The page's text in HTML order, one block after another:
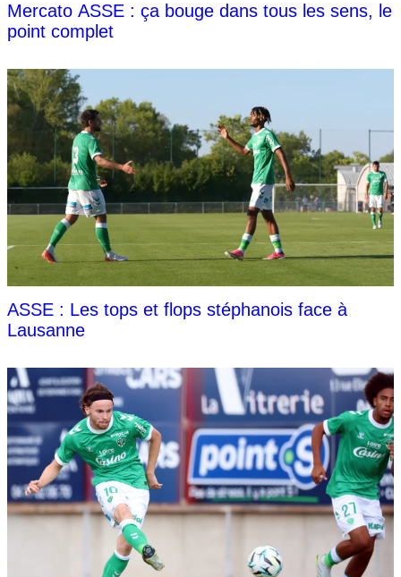
Mercato ASSE : ça bouge dans tous les sens, le
point complet
ASSE : Les tops et flops stéphanois face à
Lausanne